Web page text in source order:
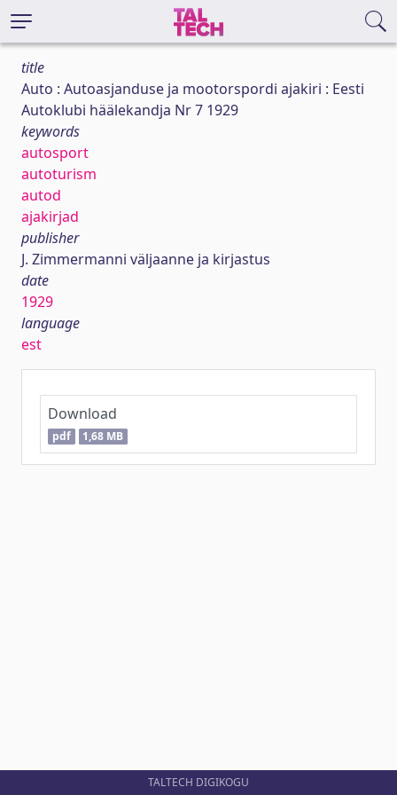
title
Auto : Autoasjanduse ja mootorspordi ajakiri : Eesti
Autoklubi häälekandja Nr 7 1929
keywords
autosport
autoturism
autod
ajakirjad
publisher
J. Zimmermanni väljaanne ja kirjastus
date
1929
language
est
Download
pdf 1,68 MB
TALTECH DIGIKOGU